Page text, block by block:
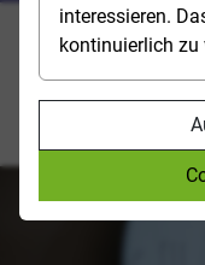
interessieren.
kontinuierlich zu
Emelie (21) hat
lieber in der
Bereich arbeiten